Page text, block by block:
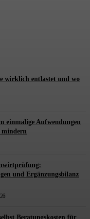
wirklich entlastet und wo
einmalige Aufwendungen
mindern
und Ergänzungsbilanz
Beratungskosten für